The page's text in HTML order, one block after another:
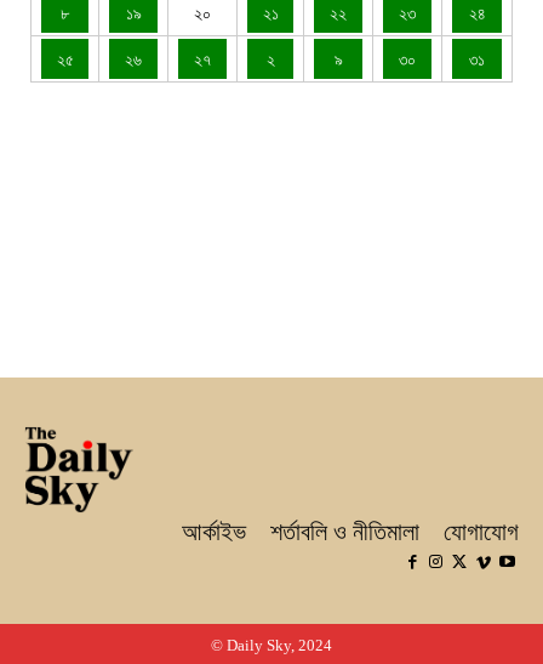
৮
১৯ ২০ ২১ ২২ ২৩
২৪
২৫
২৬ ২৭ ২ ৯ ৩০ ৩১
আর্কাইভ শর্তাবলি ও নীতিমালা যোগাযোগ
© Daily Sky, 2024